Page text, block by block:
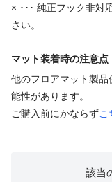
× ･･･ 純正フック非対
さい。
マット装着時の注意点
他のフロアマット製
能性があります。
ご購入前にかならずこ
該当